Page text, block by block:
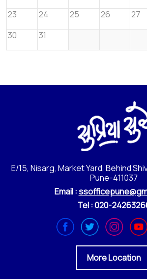
23
24 25 26 27
30
31
E/15, Nisarg, Market Yard, Behind
Pune-411037
Email :
Tel :020-
More Location